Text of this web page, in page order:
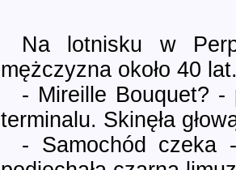
Na lotnisku w
mężczyzna około 40
- Mireille Bouquet? -
terminalu. Skinęła
- Samochód czeka